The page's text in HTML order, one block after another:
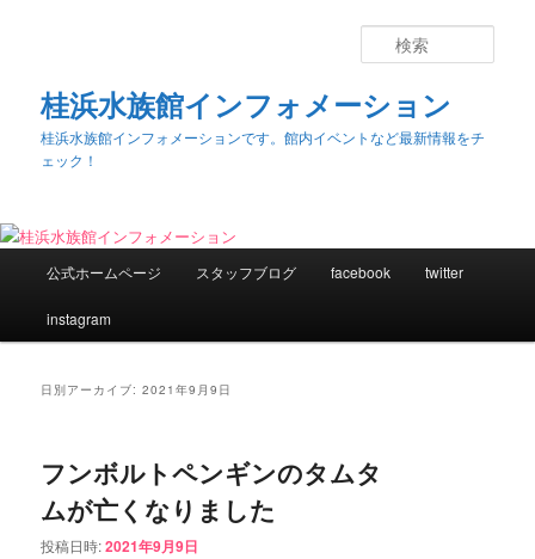
桂浜水族館インフォメーション
桂浜水族館インフォメーションです。館内イベントなど最新情報をチ
ェック！
索
メ
メ
イ
ン
テ
サ
ブ
テ
ン
公式ホームページ スタッフブログ facebook twitter
instagram
日別アーカイブ:2021年9月9日
フンボルトペンギンのタムタ
ムが亡くなりました
投稿日時:2021年9月9日